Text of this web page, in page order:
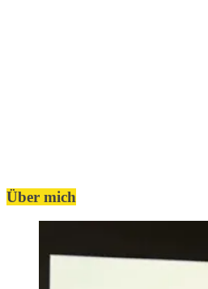
Über mich